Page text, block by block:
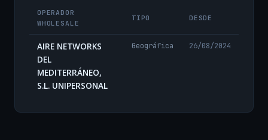
OPERADOR
WHOLESALE
TIPO DESDE
AIRE NETWORKS
DEL
MEDITERRÁNEO,
S.L. UNIPERSONAL
Geográfica 26/08/2024